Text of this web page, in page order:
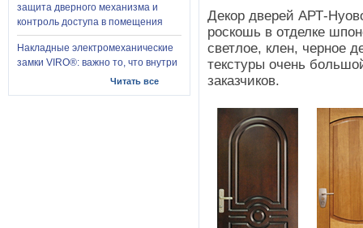
Декор дверей АРТ-
роскошь в отделке
светлое, клен, черное
текстуры очень
заказчиков.
защита дверного механизма и
контроль доступа в помещения
Накладные электромеханические
замки VIRO®: важно то, что внутри
Читать все